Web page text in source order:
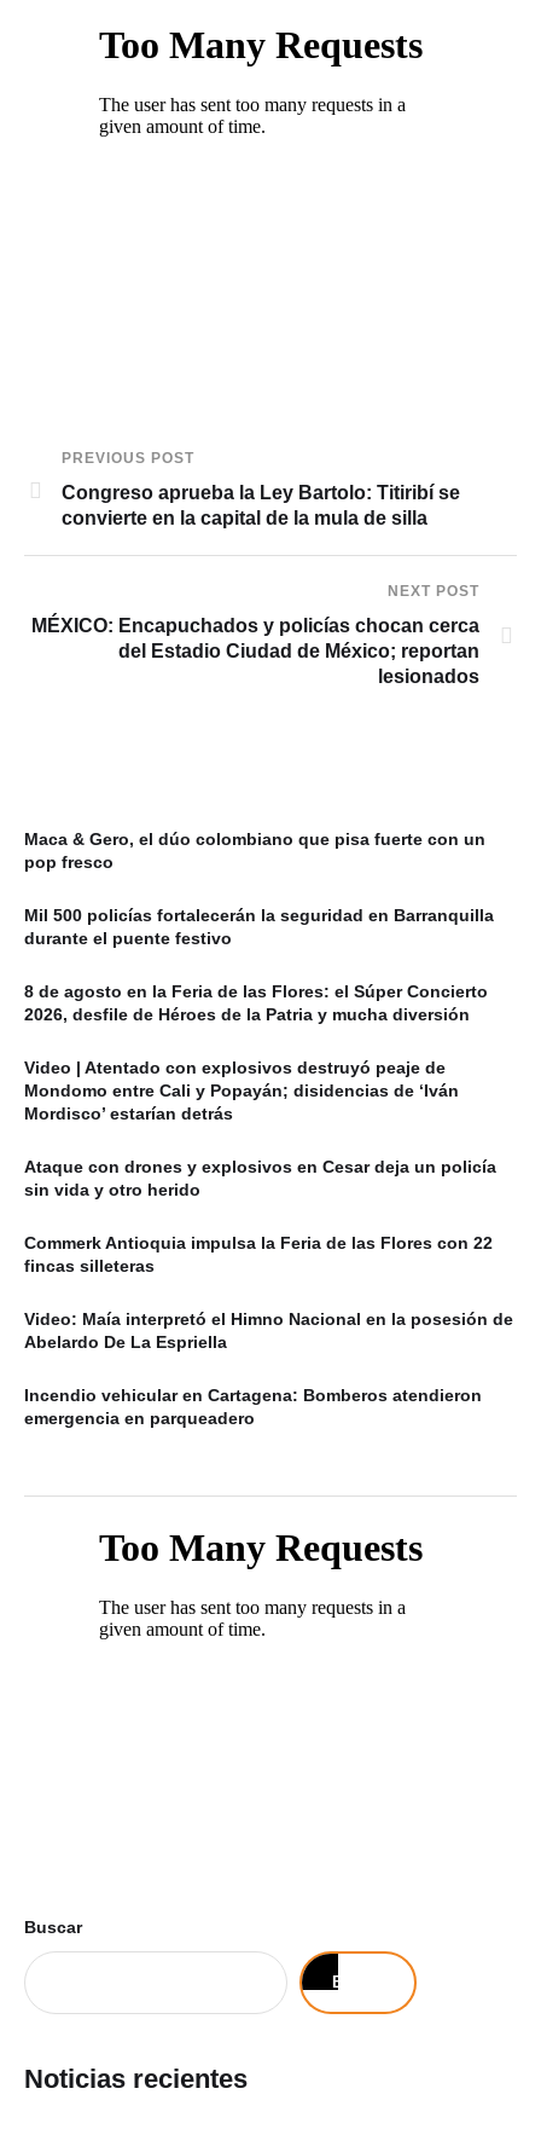
PREVIOUS POST
Congreso aprueba la Ley Bartolo: Titiribí se
convierte en la capital de la mula de silla
NEXT POST
MÉXICO: Encapuchados y policías chocan cerca
del Estadio Ciudad de México; reportan
lesionados
Maca & Gero, el dúo colombiano que pisa fuerte con un
pop fresco
Mil 500 policías fortalecerán la seguridad en Barranquilla
durante el puente festivo
8 de agosto en la Feria de las Flores: el Súper Concierto
2026, desfile de Héroes de la Patria y mucha diversión
Video | Atentado con explosivos destruyó peaje de
Mondomo entre Cali y Popayán; disidencias de ‘Iván
Mordisco’ estarían detrás
Ataque con drones y explosivos en Cesar deja un policía
sin vida y otro herido
Commerk Antioquia impulsa la Feria de las Flores con 22
fincas silleteras
Video: Maía interpretó el Himno Nacional en la posesión de
Abelardo De La Espriella
Incendio vehicular en Cartagena: Bomberos atendieron
emergencia en parqueadero
Buscar
Buscar
Noticias recientes